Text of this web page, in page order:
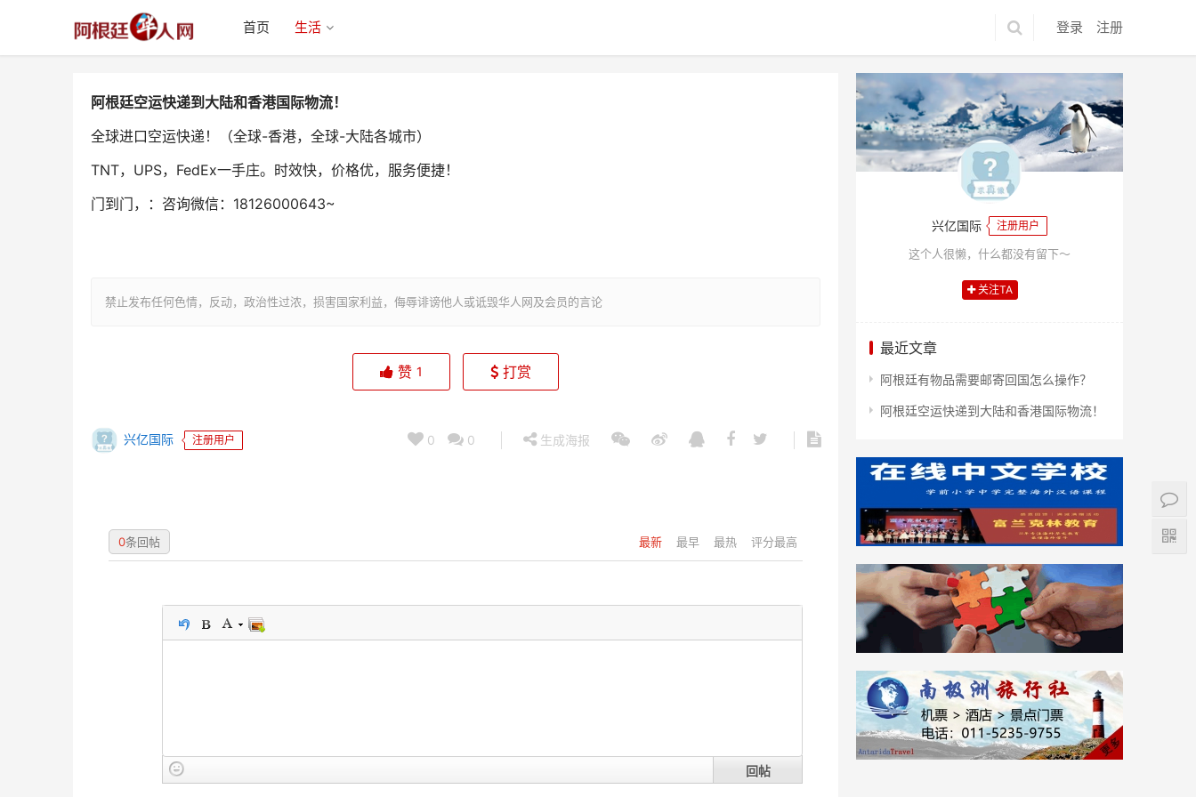
登录 注册
首页 生活
阿根廷空运快递到大陆和香港国际物流！
全球进口空运快递！（全球-香港，全球-大陆各城市）
TNT，UPS，FedEx一手庄。时效快，价格优，服务便捷！
门到门，：咨询微信：18126000643~
禁止发布任何色情，反动，政治性过浓，损害国家利益，侮辱诽谤他人或诋毁华人网及会员的言论
阿根廷空运快递到大陆和香港国际
赞 1 打赏
兴亿国际 注册用户 0 0 生成海报
最新 最早 最热 评分最高
0条回帖
回帖
兴亿国际 注册用户
这个人很懒，什么都没有留下～
关注TA
最近文章
阿根廷有物品需要邮寄回国怎么操作？
阿根廷空运快递到大陆和香港国际物流！